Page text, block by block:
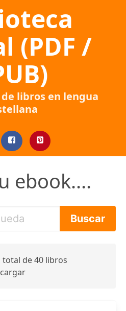
(PDF /
libros en lengua
ebook....
de 40 libros